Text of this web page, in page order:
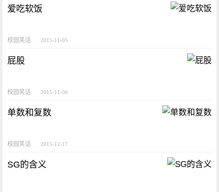
爱吃软饭
校园笑话 2015-11-05
屁股
校园笑话 2015-11-06
单数和复数
校园笑话 2015-12-17
SG的含义